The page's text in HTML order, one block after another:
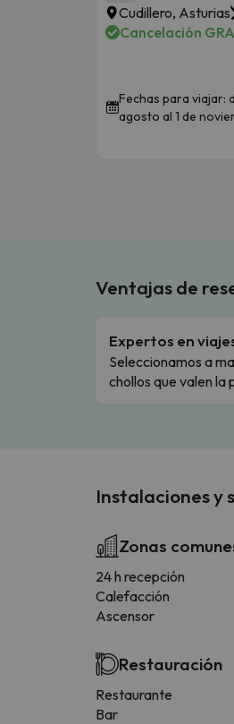
Cudillero, Asturias
Cancelación
Fechas para viajar:
agosto al 1 de
Ventajas de
Expertos en
Seleccionamos a
chollos que valen la
Instalaciones y
Zonas
24 h recepción
Calefacción
Ascensor
Restauración
Restaurante
Bar